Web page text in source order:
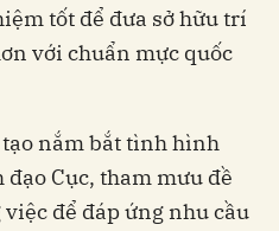
tốt để đưa sở hữu trí
với chuẩn mực quốc
nắm bắt tình hình
Cục, tham mưu đề
để đáp ứng nhu cầu